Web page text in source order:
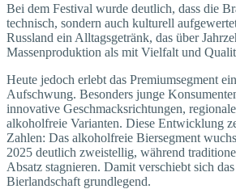
Bei dem Festival wurde deutlich, dass die
technisch, sondern auch kulturell
Russland ein Alltagsgetränk, das über
Massenproduktion als mit Vielfalt und
Heute jedoch erlebt das Premiumsegment
Aufschwung. Besonders junge
innovative Geschmacksrichtungen,
alkoholfreie Varianten. Diese Entwicklung
Zahlen: Das alkoholfreie Biersegment
2025 deutlich zweistellig, während
Absatz stagnieren. Damit verschiebt sich
Bierlandschaft grundlegend.